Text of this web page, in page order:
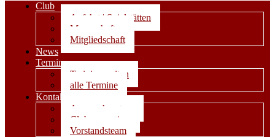
Club
Anfahrt | Spielstätten
Mannschaften
Mitgliedschaft
News
Termine
Trainingszeiten
alle Termine
Kontakt
Ansprechpartner
Clubwegweiser
Vorstandsteam